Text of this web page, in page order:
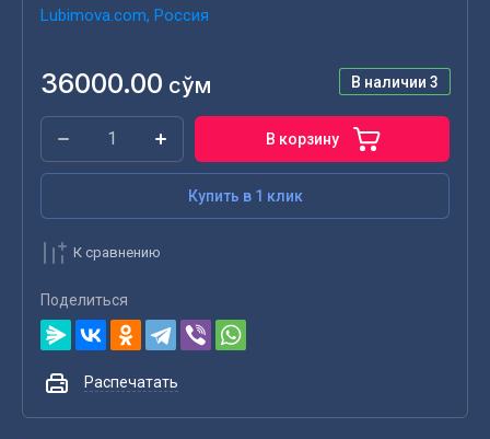
Lubimova.com, Россия
В наличии 3
36000.00 сўм
В корзину
Купить в 1 клик
К сравнению
Поделиться
Распечатать